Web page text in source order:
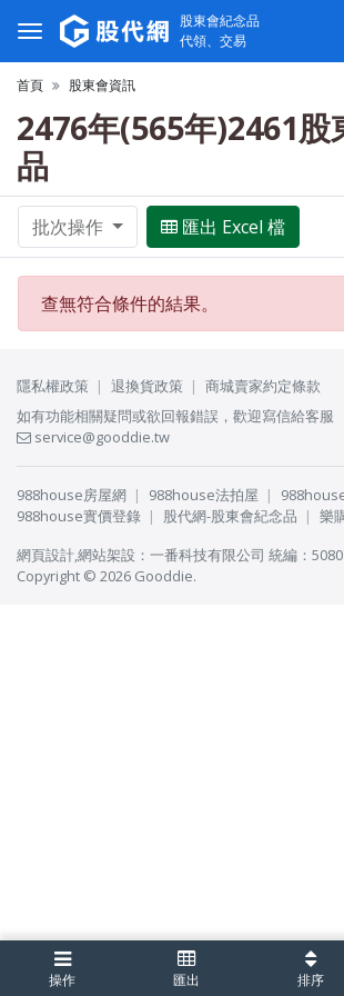
股東會紀念品
代領、交易
首頁 股東會資訊
2476年(565年)2461股
品
批次操作 匯出 Excel 檔
查無符合條件的結果。
操作 匯出 排序
隱私權政策 退換貨政策
商城賣家約定條款
如有功能相關疑問或欲回報錯誤，歡迎寫信給客服
service@gooddie.tw
988house房屋網 988house法拍屋
988house實價登錄
股代網-股東會紀念品
樂
網頁設計,網站架設 ： 一番科技有限公司 統編：
Copyright © 2026 Gooddie.